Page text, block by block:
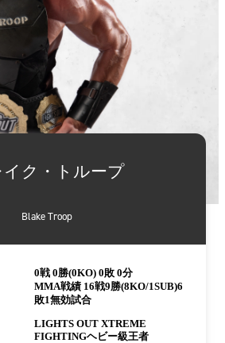
イク・トループ
Blake Troop
0戦 0勝(0KO) 0敗 0分
MMA戦績 16戦9勝(8KO/1SUB)6
敗1無効試合
LIGHTS OUT XTREME
FIGHTINGヘビー級王者